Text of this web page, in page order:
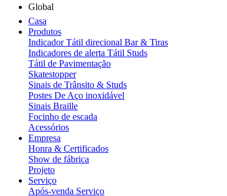
Global
Casa
Produtos
Indicador Tátil direcional Bar & Tiras
Indicadores de alerta Tátil Studs
Tátil de Pavimentação
Skatestopper
Sinais de Trânsito & Studs
Postes De Aço inoxidável
Sinais Braille
Focinho de escada
Acessórios
Empresa
Honra & Certificados
Show de fábrica
Projeto
Serviço
Após-venda Serviço